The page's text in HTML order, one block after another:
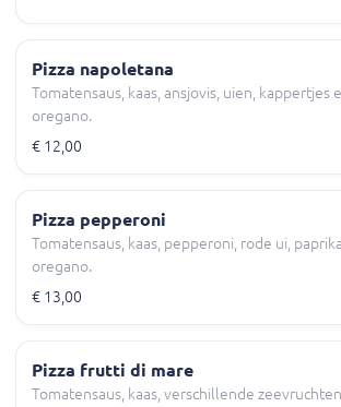
Pizza napoletana
Tomatensaus, kaas, ansjovis, uien, kappertjes
oregano.
€ 12,00
Pizza pepperoni
Tomatensaus, kaas, pepperoni, rode ui,
oregano.
€ 13,00
Pizza frutti di mare
Tomatensaus, kaas, verschillende